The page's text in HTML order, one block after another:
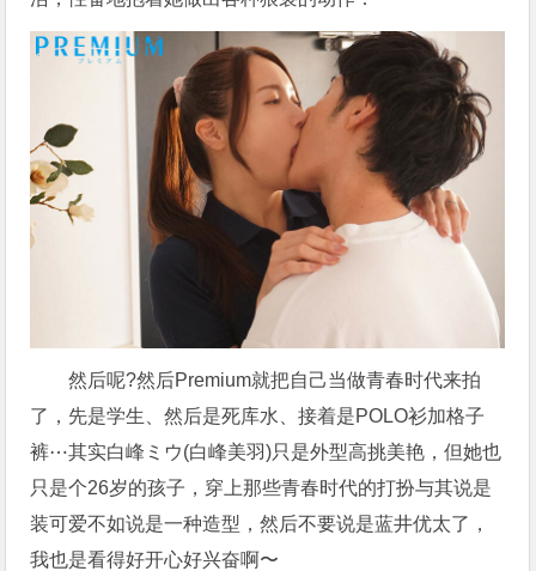
然后呢?然后Premium就把自己当做青春时代来拍
了，先是学生、然后是死库水、接着是POLO衫加格子
裤⋯其实白峰ミウ(白峰美羽)只是外型高挑美艳，但她也
只是个26岁的孩子，穿上那些青春时代的打扮与其说是
装可爱不如说是一种造型，然后不要说是蓝井优太了，
我也是看得好开心好兴奋啊〜